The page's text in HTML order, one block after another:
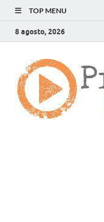
TOP MENU
8 agosto, 2026